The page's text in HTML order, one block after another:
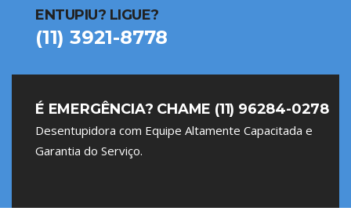
ENTUPIU? LIGUE?
(11) 3921-8778
É EMERGÊNCIA? CHAME (11) 96284-0278
Desentupidora com Equipe Altamente Capacitada e
Garantia do Serviço.